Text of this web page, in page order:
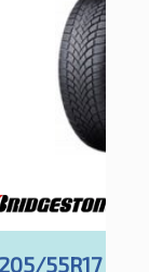
205/55R17 95H